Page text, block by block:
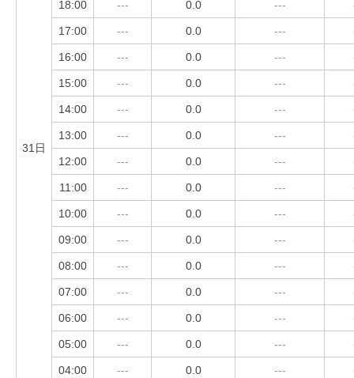
31日
18:00 --- 0.0 ---
17:00 --- 0.0 ---
16:00 --- 0.0 ---
15:00 --- 0.0 ---
14:00 --- 0.0 ---
13:00 --- 0.0 ---
12:00 --- 0.0 ---
11:00 --- 0.0 ---
10:00 --- 0.0 ---
09:00 --- 0.0 ---
08:00 --- 0.0 ---
07:00 --- 0.0 ---
06:00 --- 0.0 ---
05:00 --- 0.0 ---
04:00 --- 0.0 ---